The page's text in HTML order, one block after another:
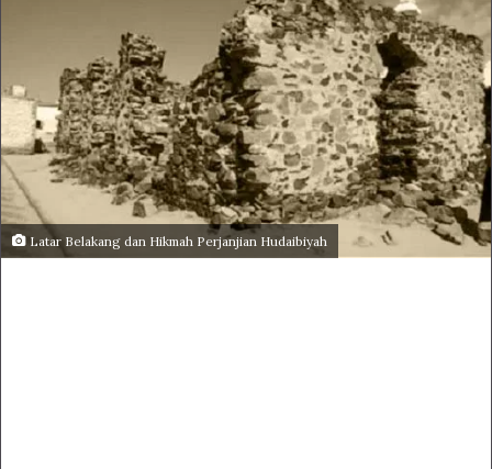
Latar Belakang dan Hikmah Perjanjian Hudaibiyah